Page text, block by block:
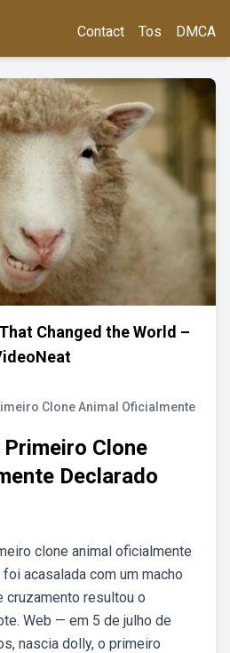
Contact Tos DMCA
Changed the World –
Clone Animal Oficialmente
Clone
Declarado
clone animal oficialmente
acasalada com um macho
cruzamento resultou o
Web — em 5 de julho de
nascia dolly, o primeiro